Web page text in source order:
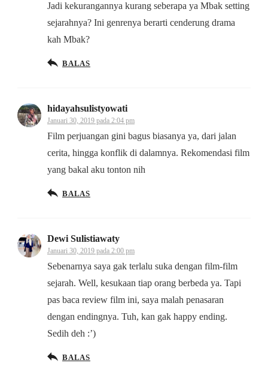
Jadi kekurangannya kurang seberapa ya Mbak setting
sejarahnya? Ini genrenya berarti cenderung drama
kah Mbak?
BALAS
hidayahsulistyowati
Januari 30, 2019 pada 2:04 pm
Film perjuangan gini bagus biasanya ya, dari jalan
cerita, hingga konflik di dalamnya. Rekomendasi film
yang bakal aku tonton nih
BALAS
Dewi Sulistiawaty
Januari 30, 2019 pada 2:00 pm
Sebenarnya saya gak terlalu suka dengan film-film
sejarah. Well, kesukaan tiap orang berbeda ya. Tapi
pas baca review film ini, saya malah penasaran
dengan endingnya. Tuh, kan gak happy ending.
Sedih deh :’)
BALAS